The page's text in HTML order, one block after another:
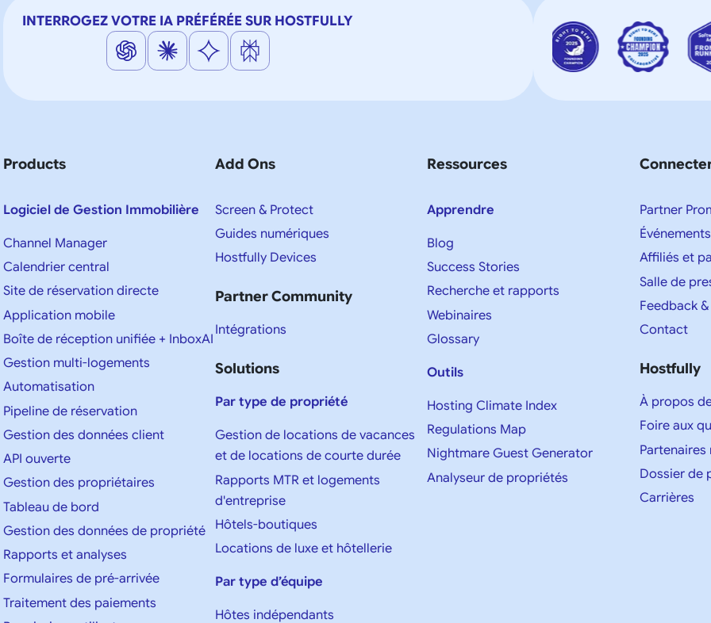
INTERROGEZ VOTRE IA PRÉFÉRÉE SUR HOSTFULLY
Products
Logiciel de Gestion Immobilière
Channel Manager
Calendrier central
Site de réservation directe
Application mobile
Boîte de réception unifiée + InboxAI
Gestion multi-logements
Automatisation
Pipeline de réservation
Gestion des données client
API ouverte
Gestion des propriétaires
Tableau de bord
Gestion des données de propriété
Rapports et analyses
Formulaires de pré-arrivée
Traitement des paiements
Add Ons
Screen & Protect
Guides numériques
Hostfully Devices
Partner Community
Intégrations
Solutions
Par type de propriété
Gestion de locations de vacances
et de locations de courte durée
Rapports MTR et logements
d'entreprise
Hôtels-boutiques
Locations de luxe et hôtellerie
Par type d’équipe
Hôtes indépendants
Ressources
Apprendre
Blog
Success Stories
Recherche et rapports
Webinaires
Glossary
Outils
Hosting Climate Index
Regulations Map
Nightmare Guest Generator
Analyseur de propriétés
Partner
Événements
Affiliés et
Salle de
Feedback
Contact
Hostfully
À propos
Foire aux
Dossier de
Carrières